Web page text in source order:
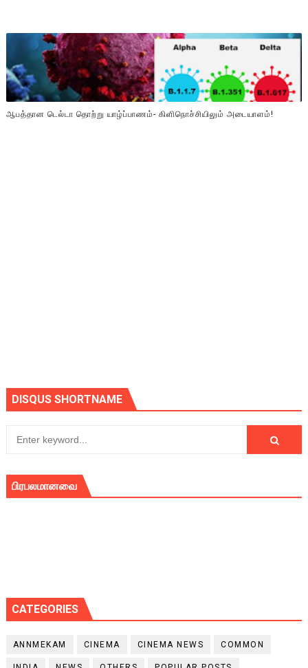
ஆபத்தான டெல்டா தொற்று யாழ்ப்பாணம்- கிளிநொச்சியிலும் அடையாளம்!
DISQUS SHORTNAME
பிரபலமானவை
CATEGORIES
ANNMEKAM CINEMA CINEMA NEWS COMMON